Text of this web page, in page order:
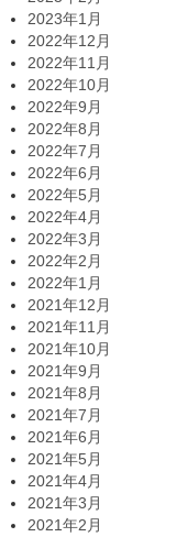
2023年1月
2022年12月
2022年11月
2022年10月
2022年9月
2022年8月
2022年7月
2022年6月
2022年5月
2022年4月
2022年3月
2022年2月
2022年1月
2021年12月
2021年11月
2021年10月
2021年9月
2021年8月
2021年7月
2021年6月
2021年5月
2021年4月
2021年3月
2021年2月